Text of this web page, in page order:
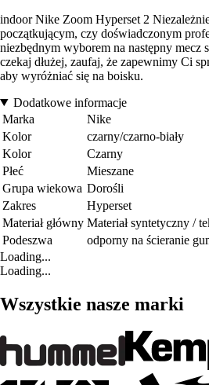
indoor Nike Zoom Hyperset 2
początkującym, czy doświadczonym
niezbędnym wyborem na następny
czekaj dłużej, zaufaj, że zapewnimy Ci
aby wyróżniać się na boisku.
Dodatkowe informacje
Marka
Nike
Kolor
czarny/czarno-biały
Kolor
Czarny
Płeć
Mieszane
Grupa wiekowa Dorośli
Zakres
Hyperset
Materiał główny Materiał syntetyczny /
Podeszwa
odporny na ścieranie
Loading...
Loading...
Wszystkie nasze marki